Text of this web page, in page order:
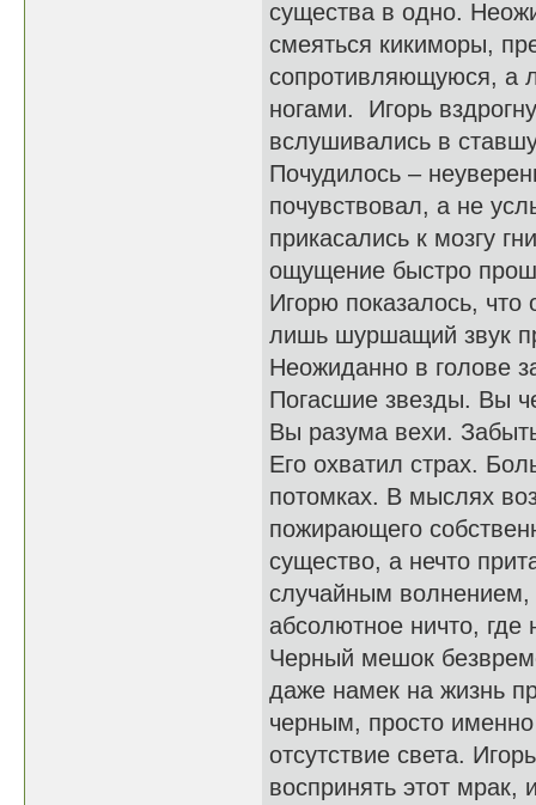
существа в одно.
смеяться кикиморы,
сопротивляющуюся, а
ногами. Игорь
вслушивались в
Почудилось –
почувствовал, а не
прикасались к мозгу
ощущение быстро
Игорю показалось, что
лишь шуршащий звук
Неожиданно в голове
Погасшие звезды. Вы
Вы разума вехи.
Его охватил страх.
потомках. В мыслях
пожирающего
существо, а нечто
случайным волнением,
абсолютное ничто, где
Черный мешок
даже намек на жизнь
черным, просто
отсутствие света.
воспринять этот